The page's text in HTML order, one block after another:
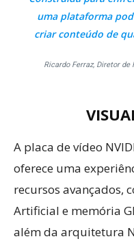
uma plataforma
criar conteúdo de
Ricardo Ferraz, Diretor
A placa de vídeo
oferece uma
recursos avançados,
Artificial e memória
além da arquitetura